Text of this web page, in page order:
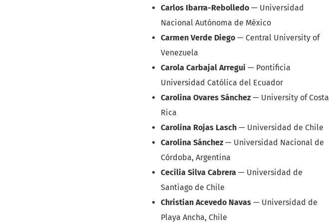
Carlos Ibarra-Rebolledo — Universidad
Nacional Autónoma de México
Carmen Verde Diego — Central University of
Venezuela
Carola Carbajal Arregui — Pontificia
Universidad Católica del Ecuador
Carolina Ovares Sánchez — University of Costa
Rica
Carolina Rojas Lasch — Universidad de Chile
Carolina Sánchez — Universidad Nacional de
Córdoba, Argentina
Cecilia Silva Cabrera — Universidad de
Santiago de Chile
Christian Acevedo Navas — Universidad de
Playa Ancha, Chile